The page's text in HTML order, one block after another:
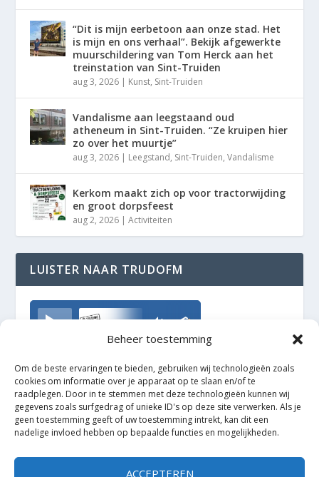
Beheer toestemming
Om de beste ervaringen te bieden, gebruiken wij technologieën zoals
cookies om informatie over je apparaat op te slaan en/of te
raadplegen. Door in te stemmen met deze technologieën kunnen wij
gegevens zoals surfgedrag of unieke ID's op deze site verwerken. Als je
geen toestemming geeft of uw toestemming intrekt, kan dit een
nadelige invloed hebben op bepaalde functies en mogelijkheden.
ACCEPTEREN
“Dit is mijn eerbetoon aan onze stad. Het
is mijn en ons verhaal”. Bekijk afgewerkte
muurschildering van Tom Herck aan het
treinstation van Sint-Truiden
aug 3, 2026 | Kunst, Sint-Truiden
Vandalisme aan leegstaand oud
atheneum in Sint-Truiden. “Ze kruipen hier
zo over het muurtje”
aug 3, 2026 | Leegstand, Sint-Truiden,Vandalisme
Kerkom maakt zich op voor tractorwijding
en groot dorpsfeest
aug 2, 2026 |Activiteiten
LUISTER NAAR TRUDOFM
TrudoFM